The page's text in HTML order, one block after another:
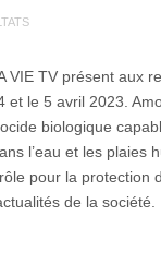
VIE TV présent aux
et le 5 avril 2023.
biologique
l’eau et les plaies
pour la protection
de la